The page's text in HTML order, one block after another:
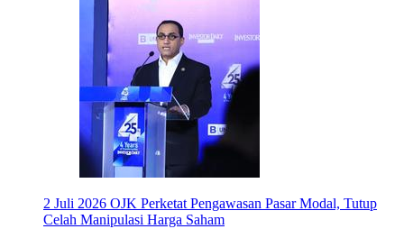
2 Juli 2026 OJK Perketat Pengawasan Pasar Modal, Tutup
Celah Manipulasi Harga Saham